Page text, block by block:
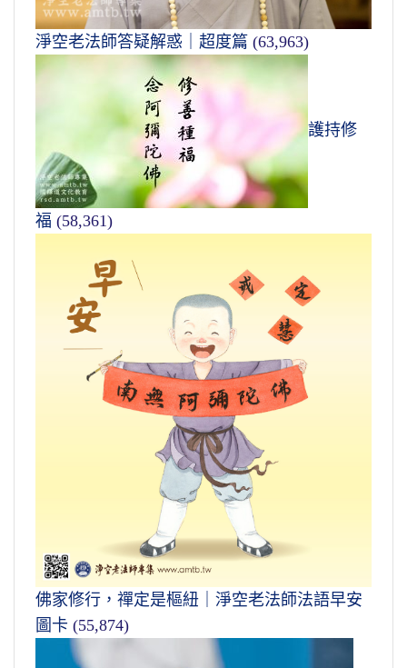
淨空老法師答疑解惑｜超度篇 (63,963)
護持修
福 (58,361)
佛家修行，禪定是樞紐｜淨空老法師法語早安
圖卡 (55,874)